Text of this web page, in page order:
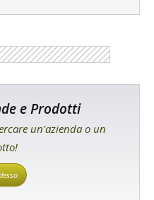
e Prodotti
un'azienda o un